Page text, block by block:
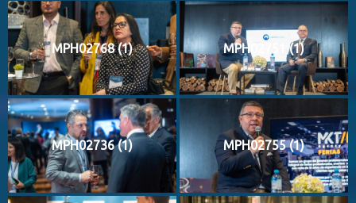
MPH02768 (1) MPH02751 (1)
MPH02736 (1) MPH02755 (1)